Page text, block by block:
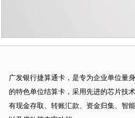
广发银行捷算通卡，是专为企业单位量
的特色单位结算卡，采用先进的芯片技
有现金存取、转账汇款、资金归集、智